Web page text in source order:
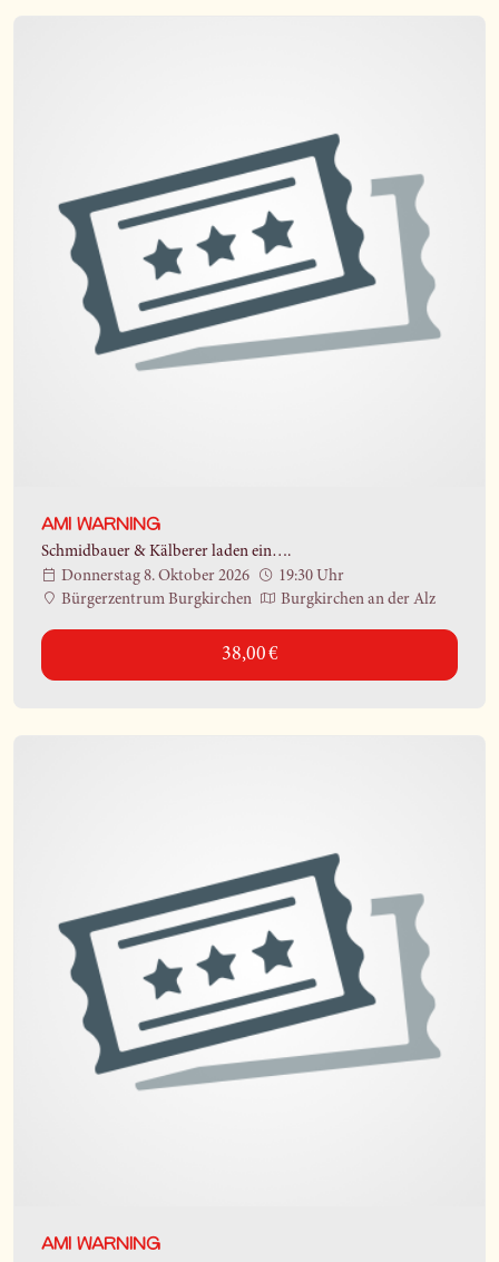
AMI WARNING
Schmidbauer & Kälberer laden ein….
Donnerstag 8. Oktober 2026
19:30 Uhr
Bürgerzentrum Burgkirchen
Burgkirchen an der Alz
38,00 €
AMI WARNING